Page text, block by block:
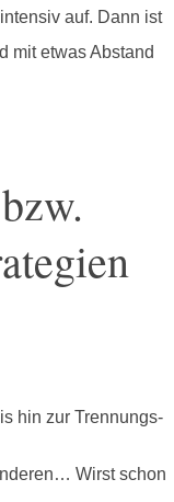
auf. Dann ist
mit etwas Abstand
hin zur Trennungs-
Wirst schon